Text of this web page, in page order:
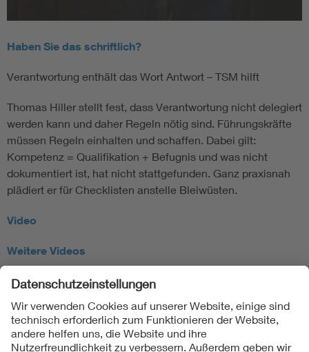
Haben Sie das schriftlich?
Verantwortung enthält das Wort Antwort – TSM hilft
Thomas Hiller stellt fest, dass Verantwortung nicht delegiert
werden kann und daher Regeln nötig sind. Führungskräfte
müssen Regeln einhalten und schaffen. Dabei gilt:
Kompetenz = Qualifikation + Befugnis und was nicht
dokumentiert ist, hat nicht stattgefunden. Ganz praxisnah
plädiert er für Checklisten anstelle Bleiwüsten.
Video
Weitere Videos
Folgen Sie uns